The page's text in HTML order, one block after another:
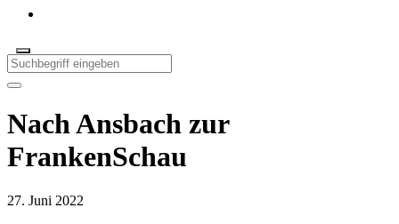
Nach Ansbach zur
FrankenSchau
27. Juni 2022